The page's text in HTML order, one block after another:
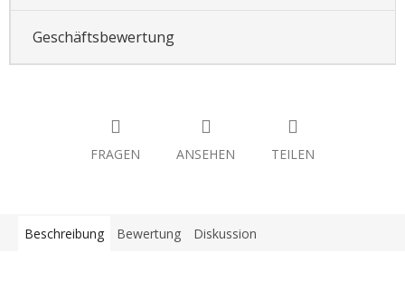
Geschäftsbewertung
FRAGEN ANSEHEN TEILEN
Beschreibung Bewertung Diskussion